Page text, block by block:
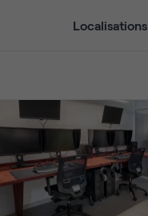
Localisations